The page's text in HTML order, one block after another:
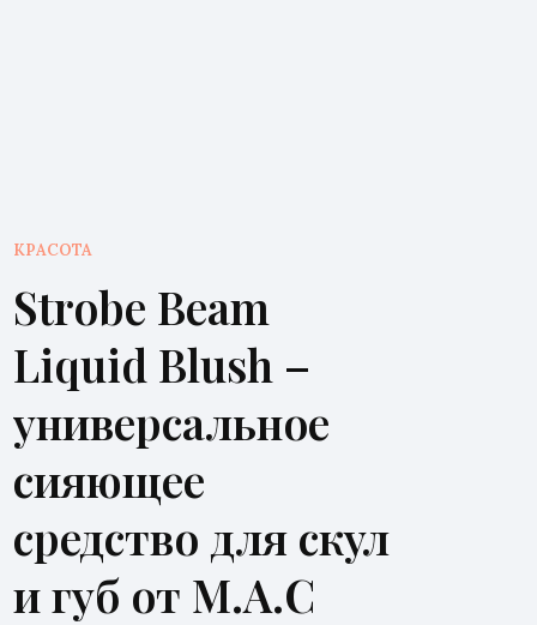
КРАСОТА
Strobe Beam
Liquid Blush –
универсальное
сияющее
средство для скул
и губ от M.A.C